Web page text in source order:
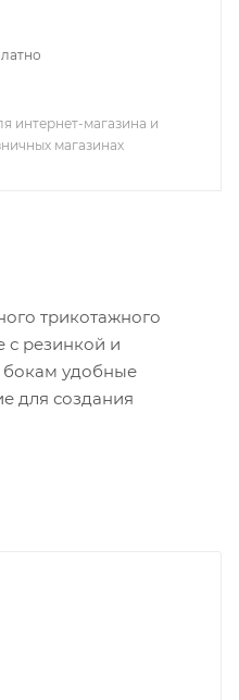
интернет-магазина и
магазинах
трикотажного
с резинкой и
удобные
для создания